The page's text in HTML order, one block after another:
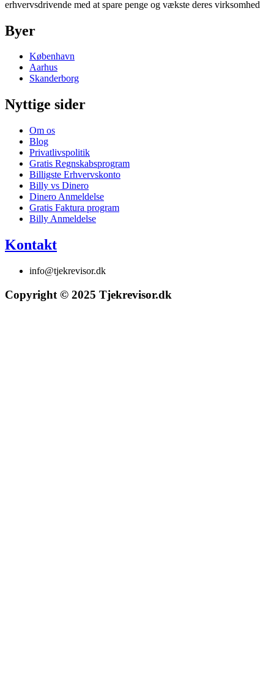
erhvervsdrivende med at spare penge og vækste deres virksomhed
Byer
København
Aarhus
Skanderborg
Nyttige sider
Om os
Blog
Privatlivspolitik
Gratis Regnskabsprogram
Billigste Erhvervskonto
Billy vs Dinero
Dinero Anmeldelse
Gratis Faktura program
Billy Anmeldelse
Kontakt
info@tjekrevisor.dk
Copyright © 2025 Tjekrevisor.dk